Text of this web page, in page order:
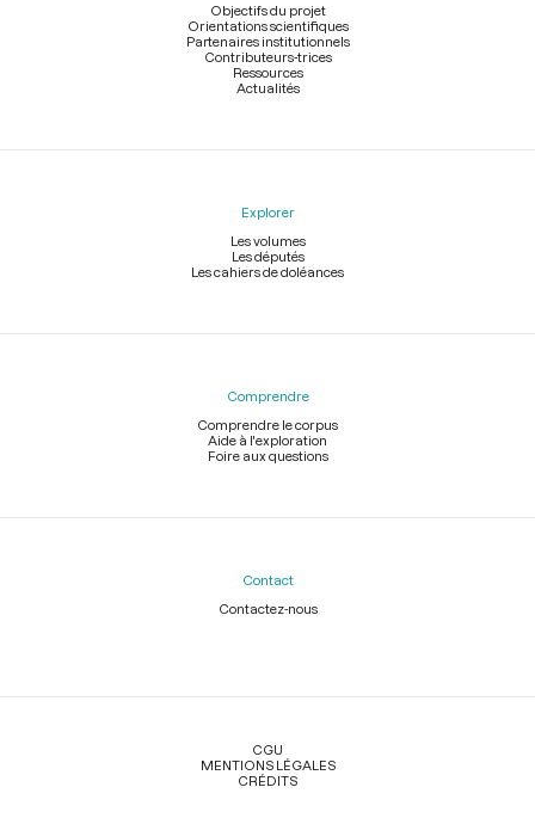
Objectifs du projet
Orientations scientifiques
Partenaires institutionnels
Contributeurs-trices
Ressources
Actualités
Explorer
Les volumes
Les députés
Les cahiers de doléances
Comprendre
Comprendre le corpus
Aide à l'exploration
Foire aux questions
Contact
Contactez-nous
Légal
CGU
MENTIONS LÉGALES
CRÉDITS